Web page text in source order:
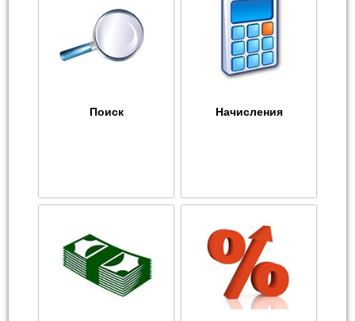
Поиск Начисления